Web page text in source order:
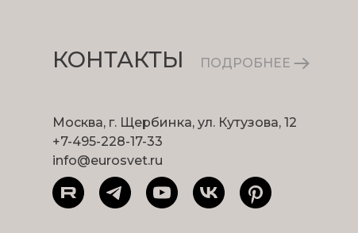
КОНТАКТЫ ПОДРОБНЕЕ
Москва, г. Щербинка, ул. Кутузова, 12
+7-495-228-17-33
info@eurosvet.ru